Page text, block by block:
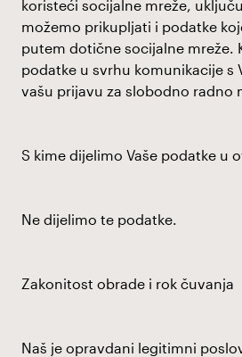
koristeći socijalne mreže,
možemo prikupljati i podatke
putem dotične socijalne mreže.
podatke u svrhu komunikacije s
vašu prijavu za slobodno radno
S kime dijelimo Vaše podatke u
Ne dijelimo te podatke.
Zakonitost obrade i rok čuvanja
Naš je opravdani legitimni